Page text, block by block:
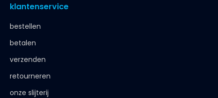
klantenservice
bestellen
betalen
verzenden
retourneren
onze slijterij